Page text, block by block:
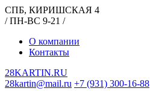
СПБ, КИРИШСКАЯ 4
/ ПН-ВС 9-21 /
О компании
Контакты
28KARTIN.RU
28kartin@mail.ru +7 (931) 300-16-88